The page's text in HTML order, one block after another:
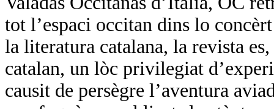
tot l’espaci occitan dins lo
la literatura catalana, la revista
catalan, un lòc privilegiat
causit de persègre l’aventura